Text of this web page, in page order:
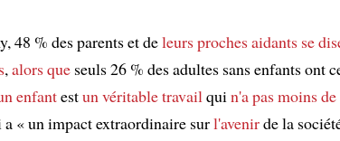
48 % des parents et deleurs proches aidants se
,alors que seuls 26 % des adultes sans enfants ont
enfantestun véritable travailquin'a pas moins
« un impact extraordinaire surl'avenirde la